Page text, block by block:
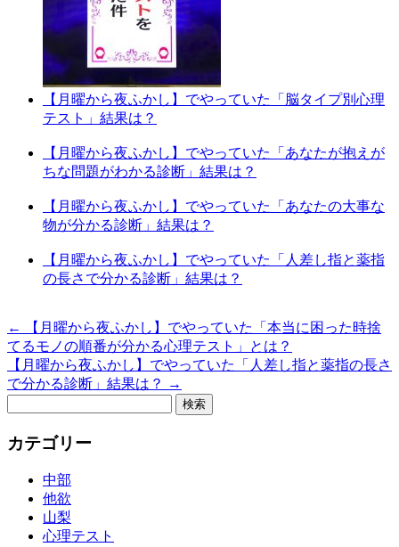
【月曜から夜ふかし】でやっていた「脳タイプ別心理
テスト」結果は？
【月曜から夜ふかし】でやっていた「あなたが抱えが
ちな問題がわかる診断」結果は？
【月曜から夜ふかし】でやっていた「あなたの大事な
物が分かる診断」結果は？
【月曜から夜ふかし】でやっていた「人差し指と薬指
の長さで分かる診断」結果は？
←
【月曜から夜ふかし】でやっていた「本当に困った時捨
てるモノの順番が分かる心理テスト」とは？
【月曜から夜ふかし】でやっていた「人差し指と薬指の長さ
で分かる診断」結果は？
→
カテゴリー
中部
他欲
山梨
心理テスト